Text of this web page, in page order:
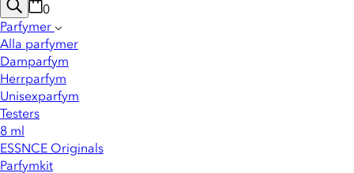
0
Parfymer
Alla parfymer
Damparfym
Herrparfym
Unisexparfym
Testers
8 ml
ESSNCE Originals
Parfymkit